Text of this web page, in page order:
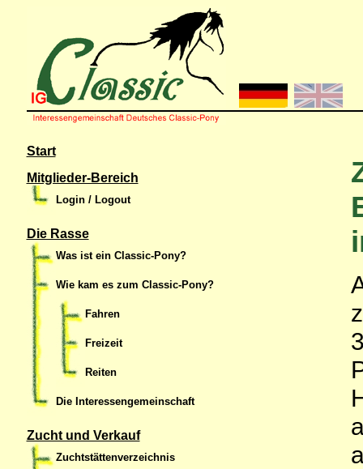
Start
Mitglieder-Bereich
Login / Logout
Die Rasse
Was ist ein Classic-Pony?
Wie kam es zum Classic-Pony?
Fahren
Freizeit
Reiten
Die Interessengemeinschaft
Zucht und Verkauf
Zuchtstättenverzeichnis